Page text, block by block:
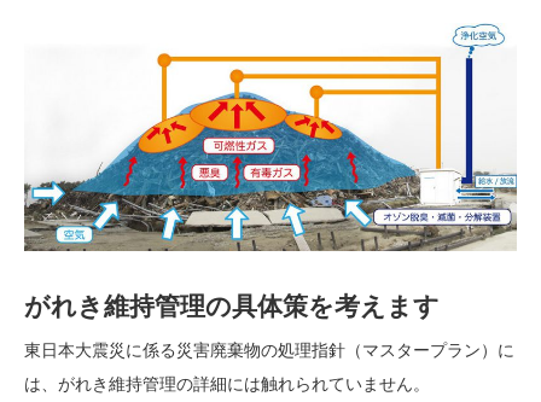
がれき維持管理の具体策を考えます
東日本大震災に係る災害廃棄物の処理指針（マスタープラン）に
は、がれき維持管理の詳細には触れられていません。